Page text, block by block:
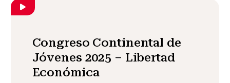
Congreso Continental de
Jóvenes 2025 – Libertad
Económica